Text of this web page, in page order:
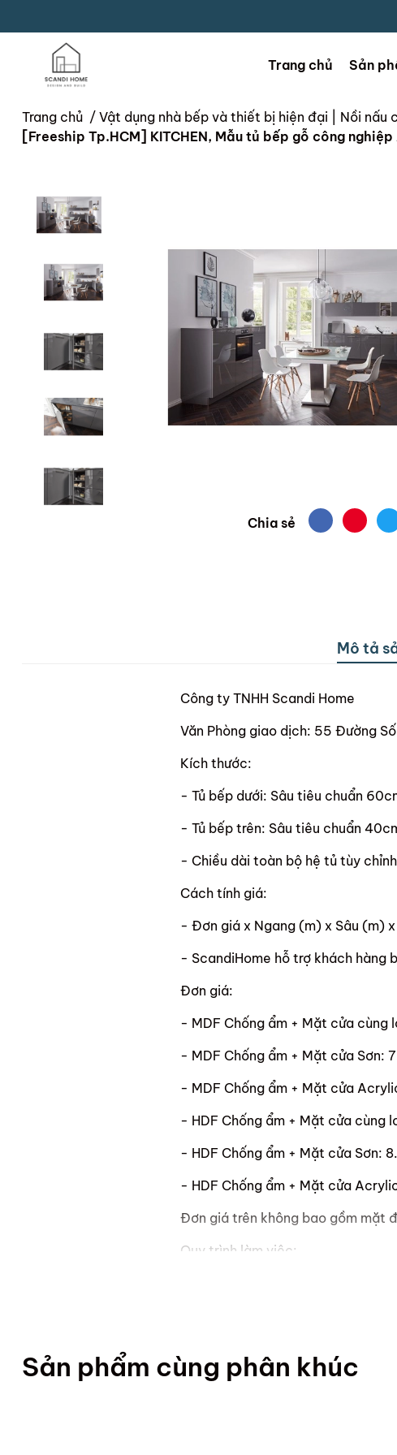
Trang chủ Sản
Trang chủ / Vật dụng nhà bếp và thiết bị hiện đại | Nồi nấu
[Freeship Tp.HCM] KITCHEN, Mẫu tủ bếp gỗ công
Chia sẻ
Mô tả
Công ty TNHH Scandi Home
Văn Phòng giao dịch: 55 Đường
Kích thước:
- Tủ bếp dưới: Sâu tiêu chuẩn
- Tủ bếp trên: Sâu tiêu chuẩn
- Chiều dài toàn bộ hệ tủ tùy
Cách tính giá:
- Đơn giá x Ngang (m) x Sâu (m)
- ScandiHome hỗ trợ khách hàng
Đơn giá:
- MDF Chống ẩm + Mặt cửa
- MDF Chống ẩm + Mặt cửa Sơn:
- MDF Chống ẩm + Mặt cửa
- HDF Chống ẩm + Mặt cửa cùng
- HDF Chống ẩm + Mặt cửa Sơn:
- HDF Chống ẩm + Mặt cửa
Đơn giá trên không bao gồm mặt
Quy trình làm việc:
- Khách hàng đồng ý,
Sản phẩm cùng phân khúc